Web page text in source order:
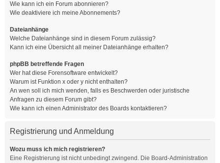
Wie kann ich ein Forum abonnieren?
Wie deaktiviere ich meine Abonnements?
Dateianhänge
Welche Dateianhänge sind in diesem Forum zulässig?
Kann ich eine Übersicht all meiner Dateianhänge erhalten?
phpBB betreffende Fragen
Wer hat diese Forensoftware entwickelt?
Warum ist Funktion x oder y nicht enthalten?
An wen soll ich mich wenden, falls es Beschwerden oder juristische
Anfragen zu diesem Forum gibt?
Wie kann ich einen Administrator des Boards kontaktieren?
Registrierung und Anmeldung
Wozu muss ich mich registrieren?
Eine Registrierung ist nicht unbedingt zwingend. Die Board-Administration